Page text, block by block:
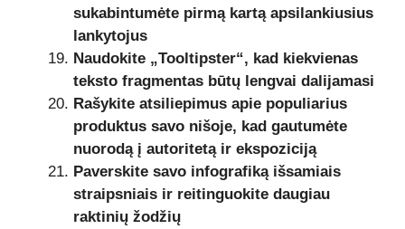
sukabintumėte pirmą kartą apsilankiusius
lankytojus
Naudokite „Tooltipster“, kad kiekvienas
teksto fragmentas būtų lengvai dalijamasi
Rašykite atsiliepimus apie populiarius
produktus savo nišoje, kad gautumėte
nuorodą į autoritetą ir ekspoziciją
Paverskite savo infografiką išsamiais
straipsniais ir reitinguokite daugiau
raktinių žodžių